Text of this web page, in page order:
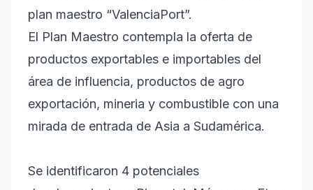
plan maestro “ValenciaPort”.
El Plan Maestro contempla la oferta de
productos exportables e importables del
área de influencia, productos de agro
exportación, mineria y combustible con una
mirada de entrada de Asia a Sudamérica.
Se identificaron 4 potenciales